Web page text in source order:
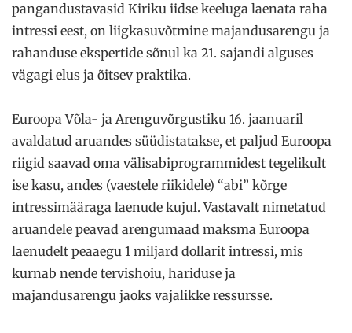
pangandustavasid Kiriku iidse keeluga laenata raha
intressi eest, on liigkasuvõtmine majandusarengu ja
rahanduse ekspertide sõnul ka 21. sajandi alguses
vägagi elus ja õitsev praktika.
Euroopa Võla- ja Arenguvõrgustiku 16. jaanuaril
avaldatud aruandes süüdistatakse, et paljud Euroopa
riigid saavad oma välisabiprogrammidest tegelikult
ise kasu, andes (vaestele riikidele) “abi” kõrge
intressimääraga laenude kujul. Vastavalt nimetatud
aruandele peavad arengumaad maksma Euroopa
laenudelt peaaegu 1 miljard dollarit intressi, mis
kurnab nende tervishoiu, hariduse ja
majandusarengu jaoks vajalikke ressursse.